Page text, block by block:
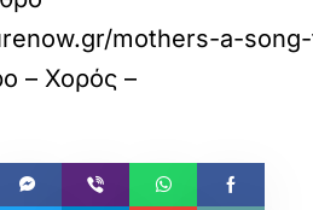
mothers-a-
– Χορός –